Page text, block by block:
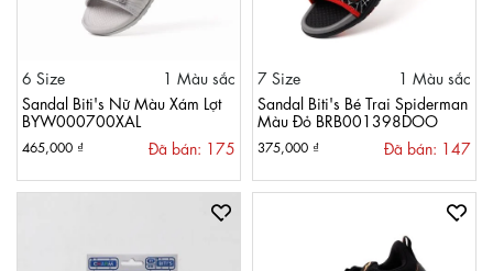
6 Size
1 Màu sắc
Sandal Biti's Nữ Màu Xám Lợt
BYW000700XAL
465,000 ₫ Đã bán: 175
7 Size
1 Màu sắc
Sandal Biti's Bé Trai Spiderman
Màu Đỏ BRB001398DOO
375,000 ₫ Đã bán: 147